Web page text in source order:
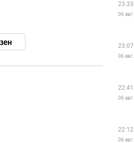
23:33
06 авг.
23:07
06 авг.
22:41
06 авг.
22:12
06 авг.